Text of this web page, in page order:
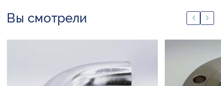
Вы смотрели